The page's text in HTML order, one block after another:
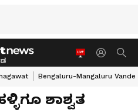
Bengaluru-Mangaluru
ಶಾಶ್ವತ